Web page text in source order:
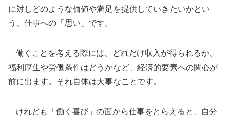
に対しどのような価値や満足を提供していきたいかとい
う、仕事への「思い」です。
働くことを考える際には、どれだけ収入が得られるか、
福利厚生や労働条件はどうかなど、経済的要素への関心が
前に出ます。それ自体は大事なことです。
けれども「働く喜び」の面から仕事をとらえると、自分